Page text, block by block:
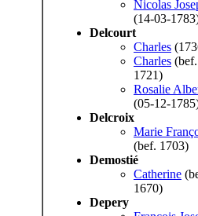
Nicolas
(14-03-
Delcourt
Charles
Charles (bef.
1721)
Rosalie
(05-12-
Delcroix
Marie
(bef. 1703)
Demostié
Catherine
1670)
Depery